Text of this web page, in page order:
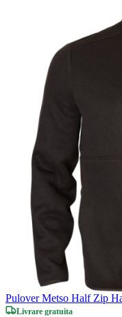
Pulover Metso Half Zip
Livrare gratuita